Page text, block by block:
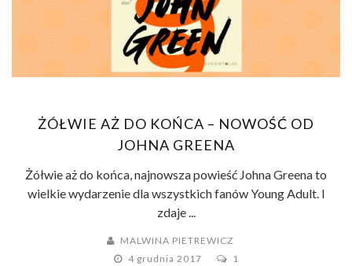
ŻÓŁWIE AŻ DO KOŃCA – NOWOŚĆ OD
JOHNA GREENA
Żółwie aż do końca, najnowsza powieść Johna Greena to
wielkie wydarzenie dla wszystkich fanów Young Adult. I
zdaje ...
MALWINA PIETREWICZ
4 grudnia 2017
1